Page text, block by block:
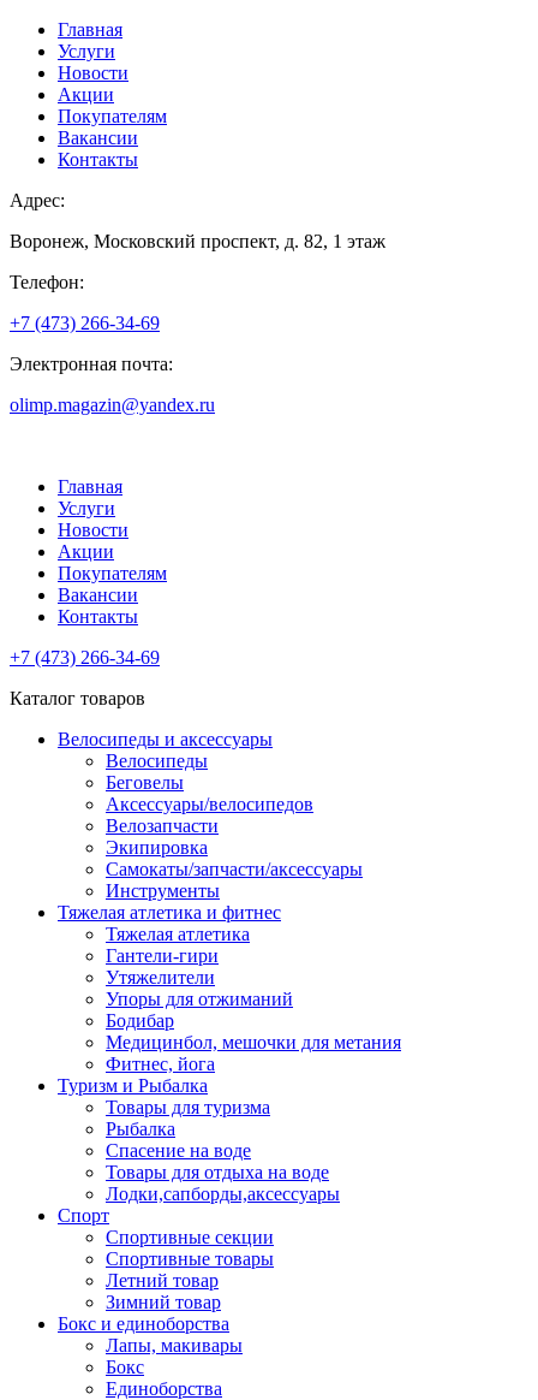
Главная
Услуги
Новости
Акции
Покупателям
Вакансии
Контакты
Адрес:
Воронеж, Московский проспект, д. 82, 1 этаж
Телефон:
+7 (473) 266-34-69
Электронная почта:
olimp.magazin@yandex.ru
Главная
Услуги
Новости
Акции
Покупателям
Вакансии
Контакты
+7 (473) 266-34-69
Каталог товаров
Велосипеды и аксессуары
Велосипеды
Беговелы
Аксессуары/велосипедов
Велозапчасти
Экипировка
Самокаты/запчасти/аксессуары
Инструменты
Тяжелая атлетика и фитнес
Тяжелая атлетика
Гантели-гири
Утяжелители
Упоры для отжиманий
Бодибар
Медицинбол, мешочки для метания
Фитнес, йога
Туризм и Рыбалка
Товары для туризма
Рыбалка
Спасение на воде
Товары для отдыха на воде
Лодки,сапборды,аксессуары
Спорт
Спортивные секции
Спортивные товары
Летний товар
Зимний товар
Бокс и единоборства
Лапы, макивары
Бокс
Единоборства